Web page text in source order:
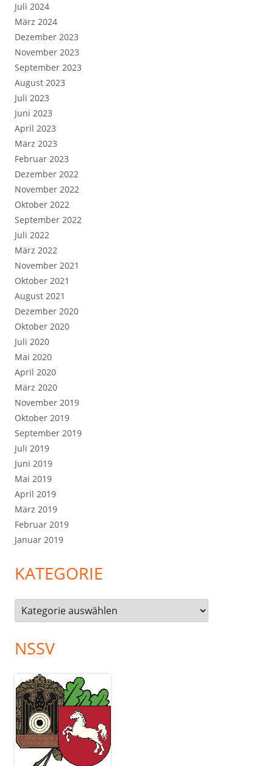
Juli 2024
März 2024
Dezember 2023
November 2023
September 2023
August 2023
Juli 2023
Juni 2023
April 2023
März 2023
Februar 2023
Dezember 2022
November 2022
Oktober 2022
September 2022
Juli 2022
März 2022
November 2021
Oktober 2021
August 2021
Dezember 2020
Oktober 2020
Juli 2020
Mai 2020
April 2020
März 2020
November 2019
Oktober 2019
September 2019
Juli 2019
Juni 2019
Mai 2019
April 2019
März 2019
Februar 2019
Januar 2019
KATEGORIE
Kategorie
NSSV